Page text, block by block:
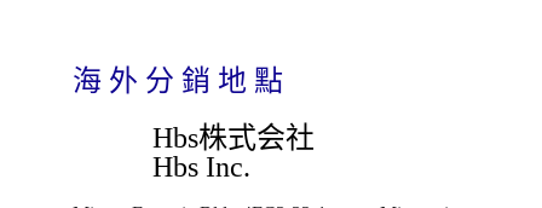
海 外 分 銷 地 點
Hbs株式会社
Hbs Inc.